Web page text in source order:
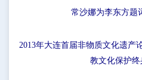
常沙娜为李东方题
2013年大连首届非物质文化遗产
教文化保护终